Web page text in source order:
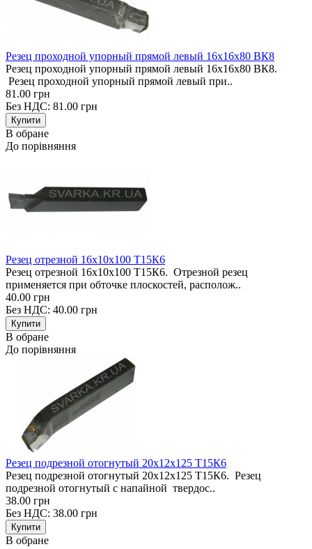
Резец проходной упорный прямой левый 16х16х80 ВК8
Резец проходной упорный прямой левый 16х16х80 ВК8.
Резец проходной упорный прямой левый при..
81.00 грн
Без НДС: 81.00 грн
В обране
До порівняння
Резец отрезной 16х10х100 Т15К6
Резец отрезной 16х10х100 Т15К6. Отрезной резец
применяется при обточке плоскостей, располож..
40.00 грн
Без НДС: 40.00 грн
В обране
До порівняння
Резец подрезной отогнутый 20х12х125 Т15К6
Резец подрезной отогнутый 20х12х125 Т15К6. Резец
подрезной отогнутый с напайной твердос..
38.00 грн
Без НДС: 38.00 грн
В обране